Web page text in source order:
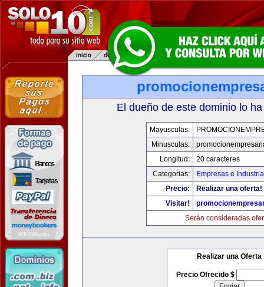
El dueño de este dominio lo
Mayusculas:
Minusculas:
Longitud:
20 caracteres
Categorias:
Empresas e
Precio:
Realizar una oferta!
Visitar!
Serán consideradas
Realizar una Oferta
Precio Ofrecido $